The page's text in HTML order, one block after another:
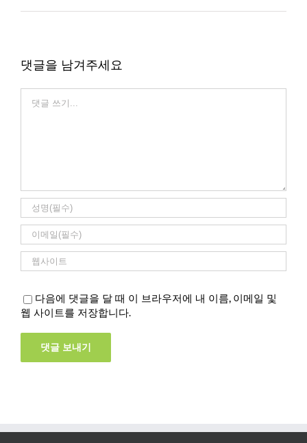
댓글을 남겨주세요
다음에 댓글을 달 때 이 브라우저에 내 이름, 이메일 및
웹 사이트를 저장합니다.